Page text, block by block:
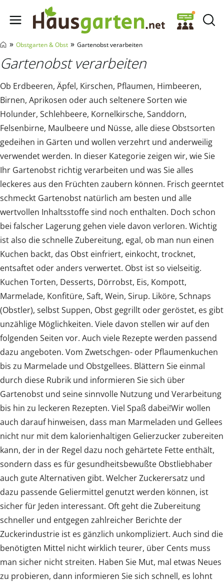
Hausgarten.net
» Obstgarten & Obst » Gartenobst verarbeiten
Gartenobst verarbeiten
Ob Erdbeeren, Äpfel, Kirschen, Pflaumen, Himbeeren,
Birnen, Aprikosen oder auch seltenere Sorten wie
Holunder, Schlehbeere, Kornelkirsche, Sanddorn,
Felsenbirne, Maulbeere und Nüsse, alle diese Obstsorten
gedeihen in Gärten und wollen verzehrt und anderweilig
verwendet werden. In dieser Kategorie zeigen wir, wie Sie
Ihr Gartenobst richtig verarbeiten und was Sie alles
leckeres aus den Früchten zaubern können. Frisch geerntet
schmeckt Gartenobst natürlich am besten und alle
wertvollen Inhaltsstoffe sind noch enthalten. Doch schon
bei falscher Lagerung gehen viele davon verloren. Wichtig
ist also die schnelle Zubereitung, egal, ob man nun einen
Kuchen backt, das Obst einfriert, einkocht, trocknet,
entsaftet oder anders verwertet. Obst ist so vielseitig.
Kuchen Torten, Desserts, Dörrobst, Eis, Kompott,
Marmelade, Konfitüre, Saft, Wein, Sirup. Liköre, Schnaps
(Obstler), selbst Suppen, Obst gegrillt oder geröstet, es gibt
unzählige Möglichkeiten. Viele davon stellen wir auf den
folgenden Seiten vor. Auch viele Rezepte werden passend
dazu angeboten. Vom Zwetschgen- oder Pflaumenkuchen
bis zu Marmelade und Obstgellees. Blättern Sie einmal
durch diese Rubrik und informieren Sie sich über
Gartenobst und seine sinnvolle Nutzung und Verarbeitung
bis hin zu leckeren Rezepten. Viel Spaß dabei!Wir wollen
auch darauf hinweisen, dass man Marmeladen und Gellees
nicht nur mit dem kalorienhaltigen Gelierzucker zubereiten
kann, der in der Regel dazu noch gehärtete Fette enthält,
sondern dass es für gesundheitsbewußte Obstliebhaber
auch gute Alternativen gibt. Welcher Zuckerersatz und
dazu passende Geliermittel genutzt werden können, ist
sicher für Jeden interessant. Oft geht die Zubereitung
schneller und entgegen zahlreicher Berichte der
Zuckerindustrie ist es gänzlich unkompliziert. Auch sind die
benötigten Mittel nicht wirklich teurer, über Cents muss
man sicher nicht streiten. Haben Sie Mut, mal etwas Neues
zu probieren, dann informieren Sie sich schnell, es lohnt